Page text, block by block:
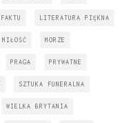
LITERATURA PIĘKNA
MIŁOŚĆ MORZE
PRAGA PRYWATNE
SZTUKA FUNERALNA
WIELKA BRYTANIA